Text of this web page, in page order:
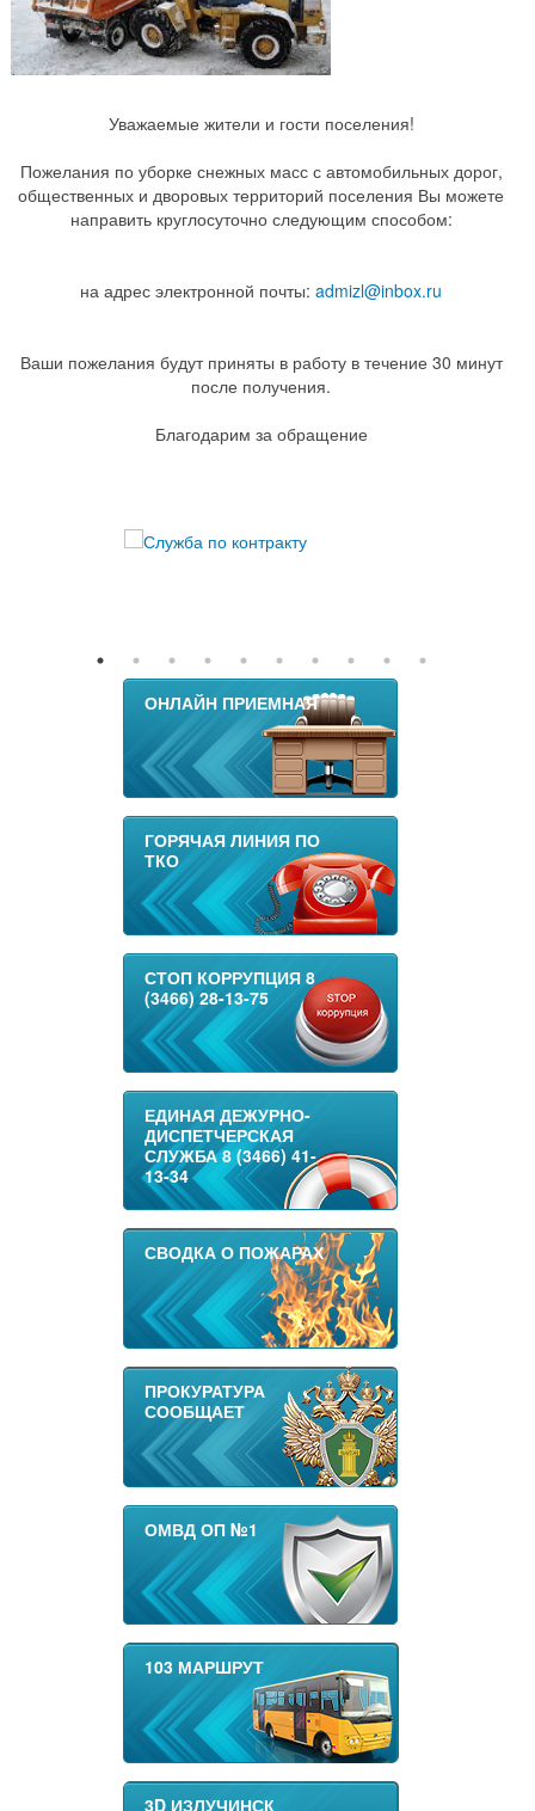
Уважаемые жители и гости поселения!
Пожелания по уборке снежных масс с автомобильных дорог,
общественных и дворовых территорий поселения Вы можете
направить круглосуточно следующим способом:
на адрес электронной почты: admizl@inbox.ru
Ваши пожелания будут приняты в работу в течение 30 минут
после получения.
Благодарим за обращение
ОНЛАЙН ПРИЕМНАЯ
ГОРЯЧАЯ ЛИНИЯ ПО
ТКО
СТОП КОРРУПЦИЯ 8
(3466) 28-13-75
ЕДИНАЯ ДЕЖУРНО-
ДИСПЕТЧЕРСКАЯ
СЛУЖБА 8 (3466) 41-
13-34
СВОДКА О ПОЖАРАХ
ПРОКУРАТУРА
СООБЩАЕТ
ОМВД ОП №1
103 МАРШРУТ
3D ИЗЛУЧИНСК